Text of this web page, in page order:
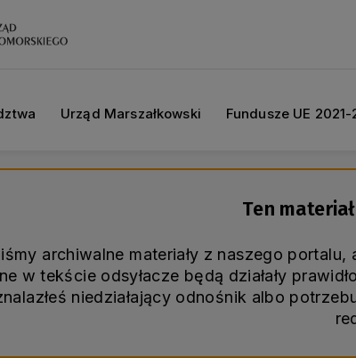
Urząd Marszałkowski Fundusze UE
Ten
archiwalne materiały z naszego
w tekście odsyłacze będą działały
niedziałający odnośnik albo